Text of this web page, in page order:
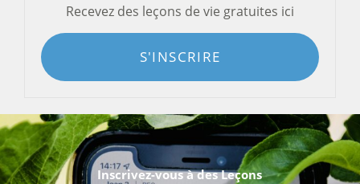
Recevez des leçons de vie gratuites ici
S'INSCRIRE
Inscrivez-vous à des Leçons